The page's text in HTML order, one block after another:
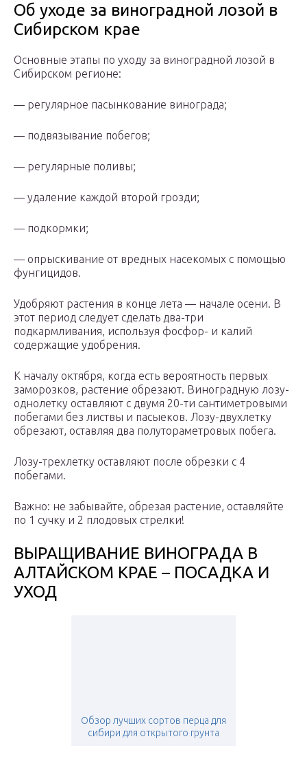
Об уходе за виноградной лозой в
Сибирском крае
Основные этапы по уходу за виноградной лозой в
Сибирском регионе:
— регулярное пасынкование винограда;
— подвязывание побегов;
— регулярные поливы;
— удаление каждой второй грозди;
— подкормки;
— опрыскивание от вредных насекомых с помощью
фунгицидов.
Удобряют растения в конце лета — начале осени. В
этот период следует сделать два-три
подкармливания, используя фосфор- и калий
содержащие удобрения.
К началу октября, когда есть вероятность первых
заморозков, растение обрезают. Виноградную лозу-
однолетку оставляют с двумя 20-ти сантиметровыми
побегами без листвы и пасыеков. Лозу-двухлетку
обрезают, оставляя два полутораметровых побега.
Лозу-трехлетку оставляют после обрезки с 4
побегами.
Важно: не забывайте, обрезая растение, оставляйте
по 1 сучку и 2 плодовых стрелки!
ВЫРАЩИВАНИЕ ВИНОГРАДА В
АЛТАЙСКОМ КРАЕ – ПОСАДКА И
УХОД
Обзор лучших сортов перца для
сибири для открытого грунта